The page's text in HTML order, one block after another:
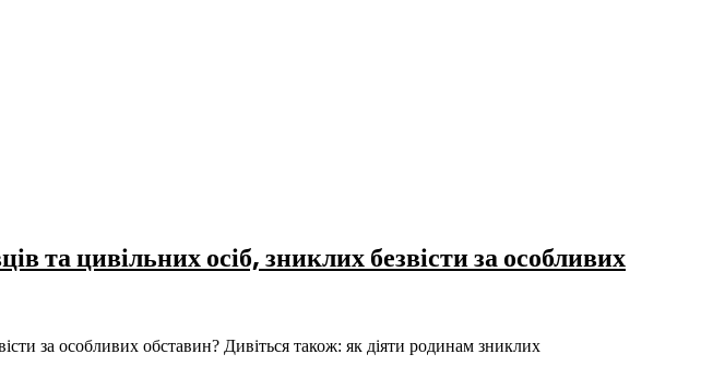
та цивільних осіб, зниклих безвісти за особливих
за особливих обставин? Дивіться також: як діяти родинам зниклих